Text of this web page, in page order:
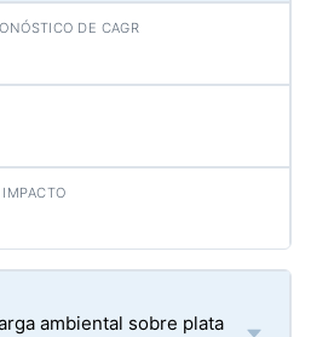
ambiental sobre plata